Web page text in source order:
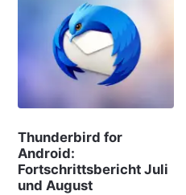
Thunderbird for
Android:
Fortschrittsbericht Juli
und August